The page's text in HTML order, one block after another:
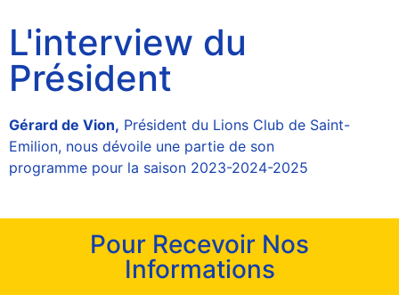
L'interview du
Président
Gérard de Vion, Président du Lions Club de Saint-
Emilion, nous dévoile une partie de son
programme pour la saison 2023-2024-2025
Pour Recevoir Nos
Informations